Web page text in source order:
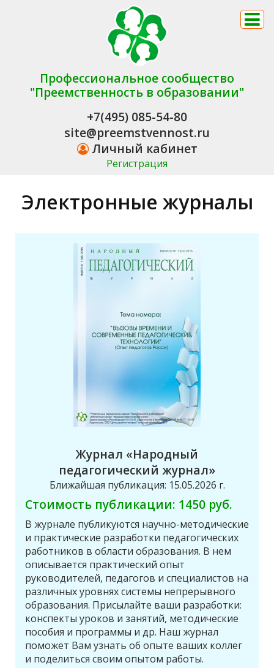
Профессиональное сообщество
"Преемственность в образовании"
+7(495) 085-54-80
site@preemstvennost.ru
Личный кабинет
Регистрация
Электронные журналы
Журнал «Народный
педагогический журнал»
Ближайшая публикация: 15.05.2026 г.
Стоимость публикации: 1450 руб.
В журнале публикуются научно-методические
и практические разработки педагогических
работников в области образования. В нем
описывается практический опыт
руководителей, педагогов и специалистов на
различных уровнях системы непрерывного
образования. Присылайте ваши разработки:
конспекты уроков и занятий, методические
пособия и программы и др. Наш журнал
поможет Вам узнать об опыте ваших коллег
и поделиться своим опытом работы.